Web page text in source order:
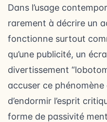
Dans l’usage
rarement à décrire un
fonctionne surtout
qu’une publicité, un
divertissement
accuser ce
d’endormir l’esprit
forme de passivité